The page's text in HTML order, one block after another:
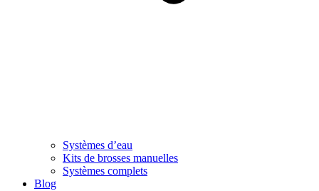
Systèmes d’eau
Kits de brosses manuelles
Systèmes complets
Blog